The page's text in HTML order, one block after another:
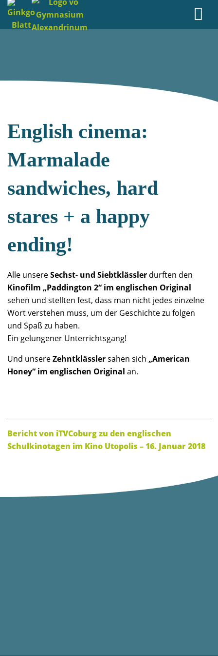
English cinema:
Marmalade
sandwiches, hard
stares + a happy
ending!
Alle unsereSechst- und Siebtklässler durften den
Kinofilm „Paddington 2“ im englischen Original
sehen und stellten fest, dass man nicht jedes einzelne
Wort verstehen muss, um der Geschichte zu folgen
und Spaß zu haben.
Ein gelungener Unterrichtsgang!
Und unsereZehntklässlersahen sich „American
Honey“ im englischen Original an.
Bericht von iTVCoburg zu den englischen
Schulkinotagen im Kino Utopolis – 16. Januar 2018